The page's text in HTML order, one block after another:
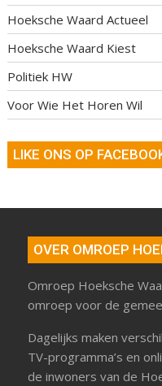
Hoeksche Waard Actueel
Hoeksche Waard Kiest
Politiek HW
Voor Wie Het Horen Wil
LIKE ONS OP
OVER OMROEP
Omroep Hoeksche
omroep voor de
Dagelijks maken
TV-programma’s en
de inwoners van de